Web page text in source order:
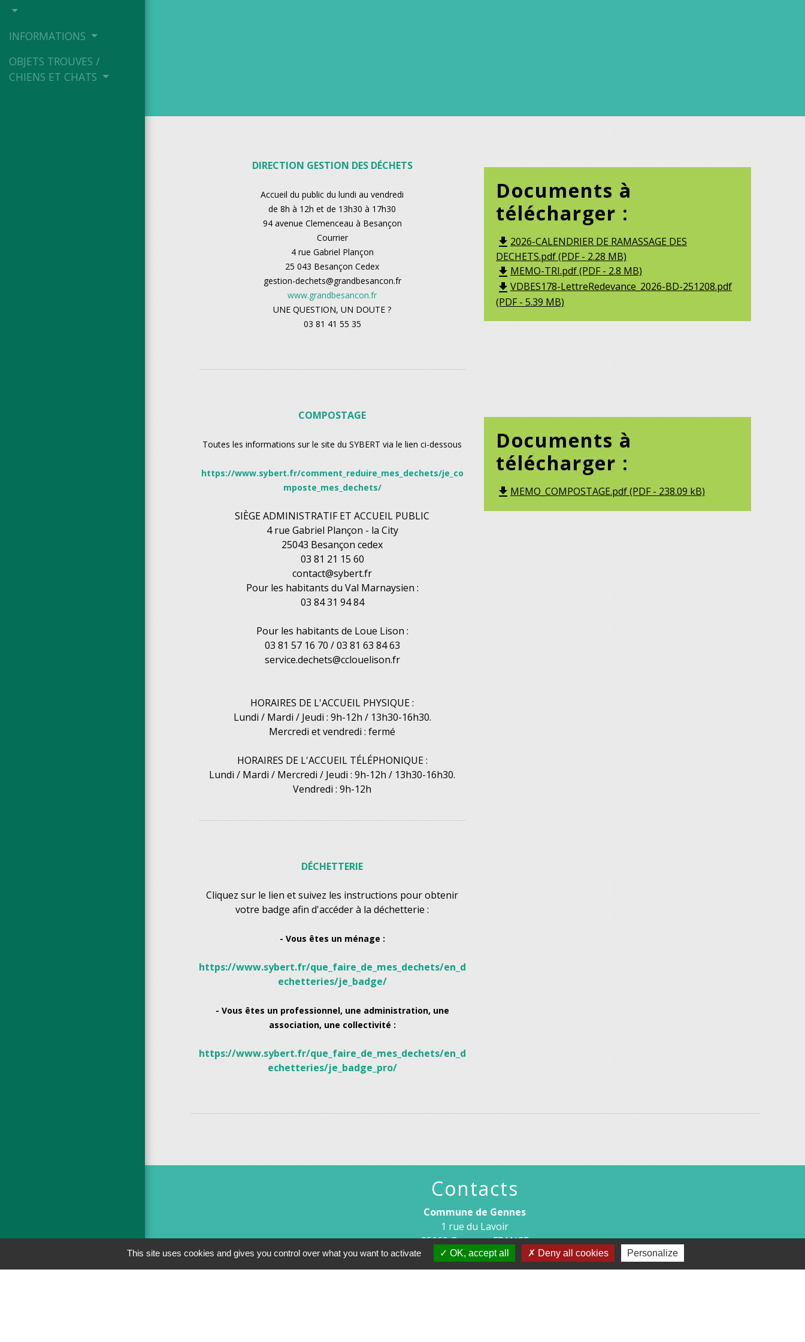
INFORMATIONS
OBJETS TROUVES /
CHIENS ET CHATS
DIRECTION GESTION DES DÉCHETS
Accueil du public du lundi au vendredi
de 8h à 12h et de 13h30 à 17h30
94 avenue Clemenceau à Besançon
Courrier
4 rue Gabriel Plançon
25 043 Besançon Cedex
gestion-dechets@grandbesancon.fr
www.grandbesancon.fr
UNE QUESTION, UN DOUTE ?
03 81 41 55 35
Documents à
télécharger :
file_download 2026-CALENDRIER DE RAMASSAGE DES
DECHETS.pdf (PDF - 2.28 MB)
file_download MEMO-TRI.pdf (PDF - 2.8 MB)
file_download VDBES178-LettreRedevance_2026-BD-251208.pdf
(PDF - 5.39 MB)
COMPOSTAGE
Toutes les informations sur le site du SYBERT via le lien ci-dessous
https://www.sybert.fr/comment_reduire_mes_dechets/je_co
mposte_mes_dechets/
SIÈGE ADMINISTRATIF ET ACCUEIL PUBLIC
4 rue Gabriel Plançon - la City
25043 Besançon cedex
03 81 21 15 60
contact@sybert.fr
Pour les habitants du Val Marnaysien :
03 84 31 94 84
Pour les habitants de Loue Lison :
03 81 57 16 70 / 03 81 63 84 63
service.dechets@cclouelison.fr
HORAIRES DE L'ACCUEIL PHYSIQUE :
Lundi / Mardi / Jeudi : 9h-12h / 13h30-16h30.
Mercredi et vendredi : fermé
HORAIRES DE L'ACCUEIL TÉLÉPHONIQUE :
Lundi / Mardi / Mercredi / Jeudi : 9h-12h / 13h30-16h30.
Vendredi : 9h-12h
Documents à
télécharger :
file_download MEMO_COMPOSTAGE.pdf (PDF - 238.09 kB)
DÉCHETTERIE
Cliquez sur le lien et suivez les instructions pour obtenir
votre badge afin d'accéder à la déchetterie :
- Vous êtes un ménage :
https://www.sybert.fr/que_faire_de_mes_dechets/en_d
echetteries/je_badge/
- Vous êtes un professionnel, une administration, une
association, une collectivité :
https://www.sybert.fr/que_faire_de_mes_dechets/en_d
echetteries/je_badge_pro/
Contacts
Commune de Gennes
1 rue du Lavoir
25660 Gennes - FRANCE
+33 3 81 55 75 32
This site uses cookies and gives you control over what you want to activate OK, accept all Deny all cookies Personalize